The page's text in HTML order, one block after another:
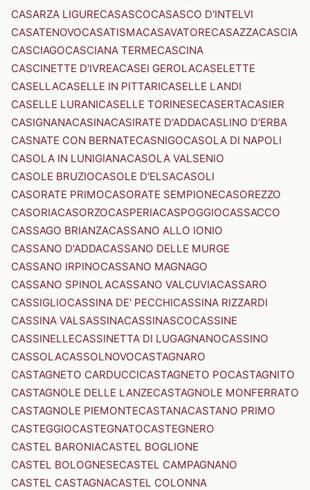
CASARZA LIGURECASASCOCASASCO D'INTELVI
CASATENOVOCASATISMACASAVATORECASAZZACASCIA
CASCIAGOCASCIANA TERMECASCINA
CASCINETTE D'IVREACASEI GEROLACASELETTE
CASELLACASELLE IN PITTARICASELLE LANDI
CASELLE LURANICASELLE TORINESECASERTACASIER
CASIGNANACASINACASIRATE D'ADDACASLINO D'ERBA
CASNATE CON BERNATECASNIGOCASOLA DI NAPOLI
CASOLA IN LUNIGIANACASOLA VALSENIO
CASOLE BRUZIOCASOLE D'ELSACASOLI
CASORATE PRIMOCASORATE SEMPIONECASOREZZO
CASORIACASORZOCASPERIACASPOGGIOCASSACCO
CASSAGO BRIANZACASSANO ALLO IONIO
CASSANO D'ADDACASSANO DELLE MURGE
CASSANO IRPINOCASSANO MAGNAGO
CASSANO SPINOLACASSANO VALCUVIACASSARO
CASSIGLIOCASSINA DE' PECCHICASSINA RIZZARDI
CASSINA VALSASSINACASSINASCOCASSINE
CASSINELLECASSINETTA DI LUGAGNANOCASSINO
CASSOLACASSOLNOVOCASTAGNARO
CASTAGNETO CARDUCCICASTAGNETO POCASTAGNITO
CASTAGNOLE DELLE LANZECASTAGNOLE MONFERRATO
CASTAGNOLE PIEMONTECASTANACASTANO PRIMO
CASTEGGIOCASTEGNATOCASTEGNERO
CASTEL BARONIACASTEL BOGLIONE
CASTEL BOLOGNESECASTEL CAMPAGNANO
CASTEL CASTAGNACASTEL COLONNA